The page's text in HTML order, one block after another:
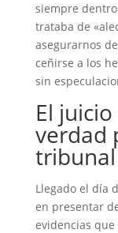
siempre
trataba de
asegurarnos
ceñirse a los
sin
El
verdad
tribunal
Llegado el día
en presentar
evidencias